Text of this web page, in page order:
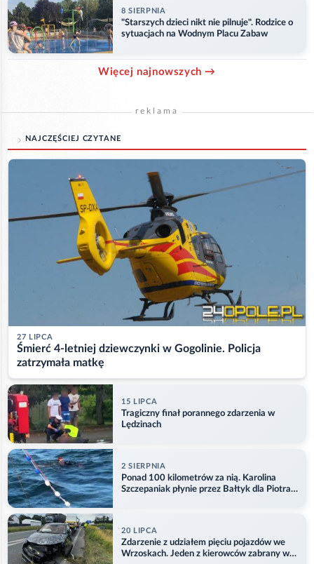
8 SIERPNIA
"Starszych dzieci nikt nie pilnuje". Rodzice o
sytuacjach na Wodnym Placu Zabaw
Więcej najnowszych →
reklama
NAJCZĘŚCIEJ CZYTANE
27 LIPCA
Śmierć 4-letniej dziewczynki w Gogolinie. Policja
zatrzymała matkę
15 LIPCA
Tragiczny finał porannego zdarzenia w
Lędzinach
2 SIERPNIA
Ponad 100 kilometrów za nią. Karolina
Szczepaniak płynie przez Bałtyk dla Piotra.
20 LIPCA
Zdarzenie z udziałem pięciu pojazdów we
Wrzoskach. Jeden z kierowców zabrany w